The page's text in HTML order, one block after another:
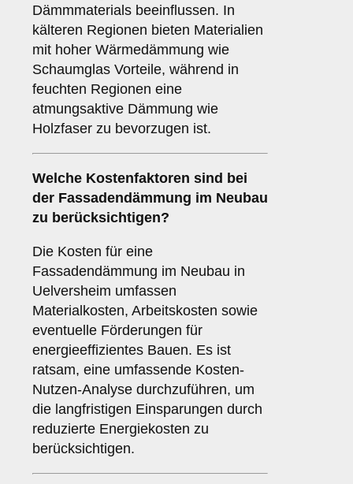
Dämmmaterials beeinflussen. In
kälteren Regionen bieten Materialien
mit hoher Wärmedämmung wie
Schaumglas Vorteile, während in
feuchten Regionen eine
atmungsaktive Dämmung wie
Holzfaser zu bevorzugen ist.
Welche Kostenfaktoren sind bei
der Fassadendämmung im Neubau
zu berücksichtigen?
Die Kosten für eine
Fassadendämmung im Neubau in
Uelversheim umfassen
Materialkosten, Arbeitskosten sowie
eventuelle Förderungen für
energieeffizientes Bauen. Es ist
ratsam, eine umfassende Kosten-
Nutzen-Analyse durchzuführen, um
die langfristigen Einsparungen durch
reduzierte Energiekosten zu
berücksichtigen.